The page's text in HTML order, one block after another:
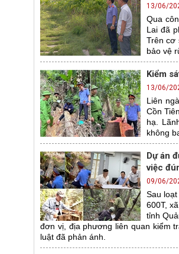
13/06/
Qua
Lai đã
Trên cơ
bảo vệ
Kiểm
13/06/
Liên
Cồn
hạ.
không
Dự án
việc
09/06/
Sau
600T,
tỉnh
đơn vị, địa phương liên quan kiểm
luật đã phản ánh.